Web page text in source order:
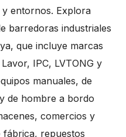
entornos. Explora
barredoras industriales
que incluye marcas
IPC, LVTONG y
manuales, de
de hombre a bordo
comercios y
fábrica, repuestos